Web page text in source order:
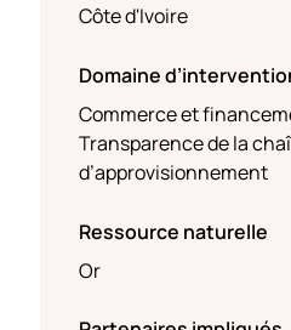
Côte d'Ivoire
Domaine
Commerce et
Transparence de la
d’approvisionnement
Ressource naturelle
Or